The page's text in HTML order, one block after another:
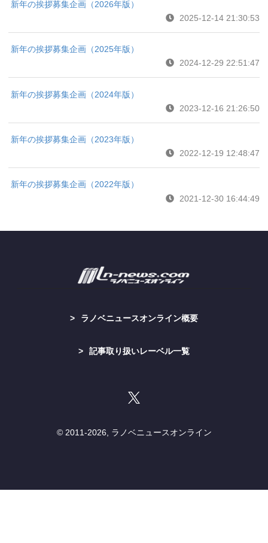
新年の挨拶募集企画（2026年版）
2025-12-14 21:30:53
新年の挨拶募集企画（2025年版）
2024-12-29 22:51:47
新年の挨拶募集企画（2024年版）
2023-12-16 21:26:50
新年の挨拶募集企画（2023年版）
2022-12-19 12:48:47
新年の挨拶募集企画（2022年版）
2021-12-30 16:44:49
ラノベニュースオンライン概要
記事取り扱いレーベル一覧
© 2011-2026, ラノベニュースオンライン